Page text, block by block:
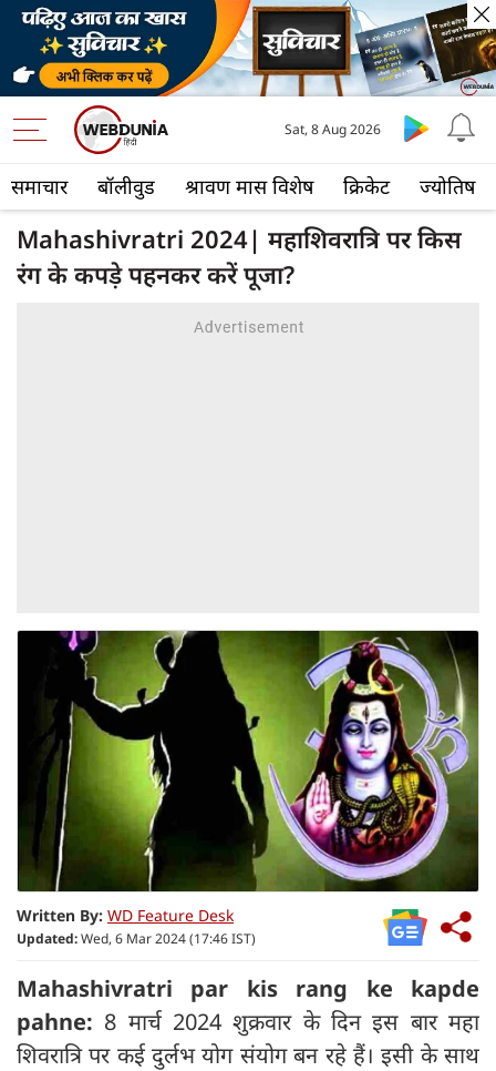
समाचार बॉलीवुड श्रावण मास विशेष क्रिकेट ज्योतिष
Sat, 8 Aug 2026
Mahashivratri 2024| महाशिवरात्रि पर किस
रंग के कपड़े पहनकर करें पूजा?
Written By: WD Feature Desk
Updated:Wed, 6 Mar 2024 (17:46 IST)
Mahashivratri par kis rang ke kapde
pahne: 8 मार्च 2024 शुक्रवार के दिन इस बार महा
शिवरात्रि पर कई दुर्लभ योग संयोग बन रहे हैं। इसी के साथ